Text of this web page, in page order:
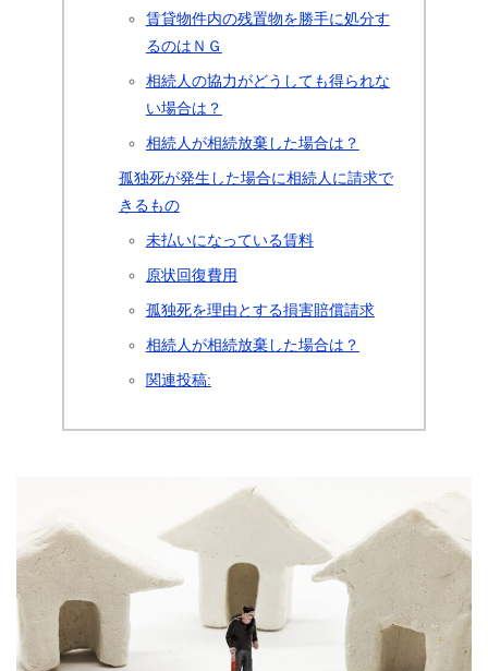
賃貸物件内の残置物を勝手に処分す
るのはＮＧ
相続人の協力がどうしても得られな
い場合は？
相続人が相続放棄した場合は？
孤独死が発生した場合に相続人に請求で
きるもの
未払いになっている賃料
原状回復費用
孤独死を理由とする損害賠償請求
相続人が相続放棄した場合は？
関連投稿: